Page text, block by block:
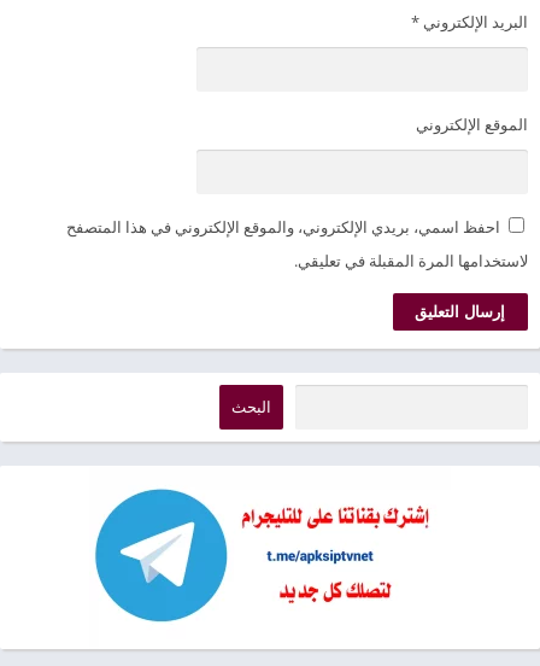
البريد الإلكتروني *
الموقع الإلكتروني
احفظ اسمي، بريدي الإلكتروني، والموقع الإلكتروني في هذا المتصفح
لاستخدامها المرة المقبلة في تعليقي.
البحث